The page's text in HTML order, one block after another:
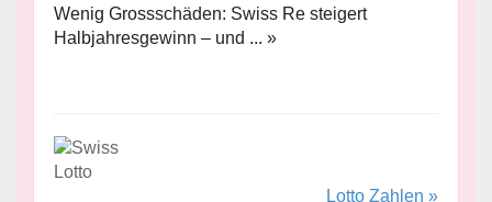
Wenig Grossschäden: Swiss Re steigert
Halbjahresgewinn – und ... »
Lotto Zahlen »